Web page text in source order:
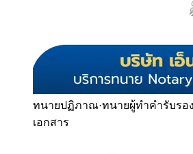
ทนายปฏิภาณ·ทนายผู้ทำคำรับรอ
เอกสาร